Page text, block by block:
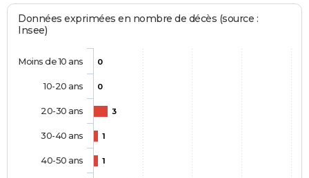
Données exprimées en nombre de décès (source :
Insee)
0
0
3
1
1
Moins de 10 ans
10-20 ans
20-30 ans
30-40 ans
40-50 ans